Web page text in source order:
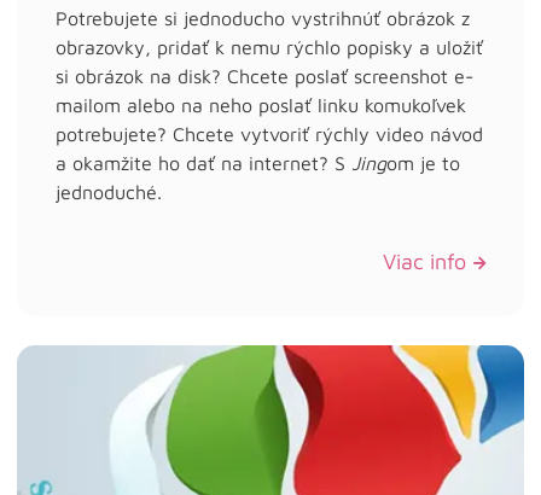
Potrebujete si jednoducho vystrihnúť obrázok z
obrazovky, pridať k nemu rýchlo popisky a uložiť
si obrázok na disk? Chcete poslať screenshot e-
mailom alebo na neho poslať linku komukoľvek
potrebujete? Chcete vytvoriť rýchly video návod
a okamžite ho dať na internet? S Jingom je to
jednoduché.
Viac info